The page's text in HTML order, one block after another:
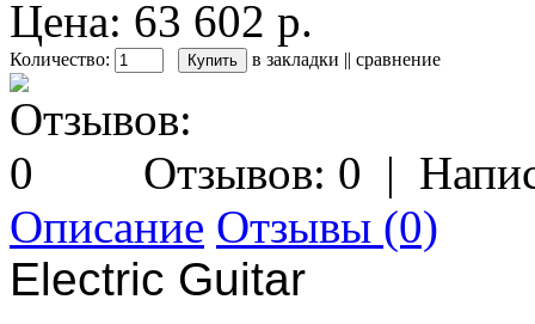
Цена: 63 602 р.
Количество: в закладки || сравнение
Отзывов: 0 |
Описание Отзывы (0)
Electric Guitar